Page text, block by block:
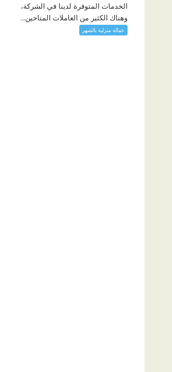
الخدمات المتوفرة لدينا في الشركة،
وهناك الكثير من العاملات المتاحين...
عمالة منزلية بالشهر